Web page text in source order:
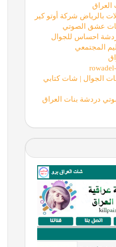
بالرياض شركة أوتو كير
عشق الصوتي
احساس للجوال
المجتمعي
الجوال | شات كتابي
دردشة بنات العراق